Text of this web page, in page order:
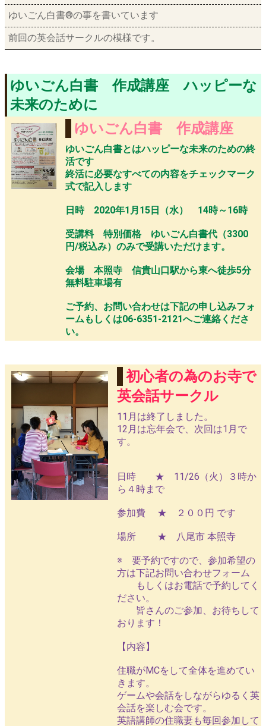
ゆいごん白書®の事を書いています
前回の英会話サークルの模様です。
ゆいごん白書 作成講座 ハッピーな
未来のために
ゆいごん白書 作成講座
ゆいごん白書とはハッピーな未来のための終
活です
終活に必要なすべての内容をチェックマーク
式で記入します
日時 2020年1月15日（水） 14時～16時
受講料 特別価格 ゆいごん白書代（3300
円/税込み）のみで受講いただけます。
会場 本照寺 信貴山口駅から東へ徒歩5分
無料駐車場有
ご予約、お問い合わせは下記の申し込みフォ
ームもしくは06-6351-2121へご連絡くださ
い。
初心者の為のお寺で
英会話サークル
11月は終了しました。
12月は忘年会で、次回は1月で
す。
日時 ★ 11/26（火）３時か
ら４時まで
参加費 ★ ２００円 です
場所 ★ 八尾市 本照寺
※ 要予約ですので、参加希望の
方は下記お問い合わせフォーム
もしくはお電話で予約してく
ださい。
皆さんのご参加、お待ちして
おります！
【内容】
住職がMCをして全体を進めてい
きます。
ゲームや会話をしながらゆるく英
会話を楽しむ会です。
英語講師の住職妻も毎回参加して